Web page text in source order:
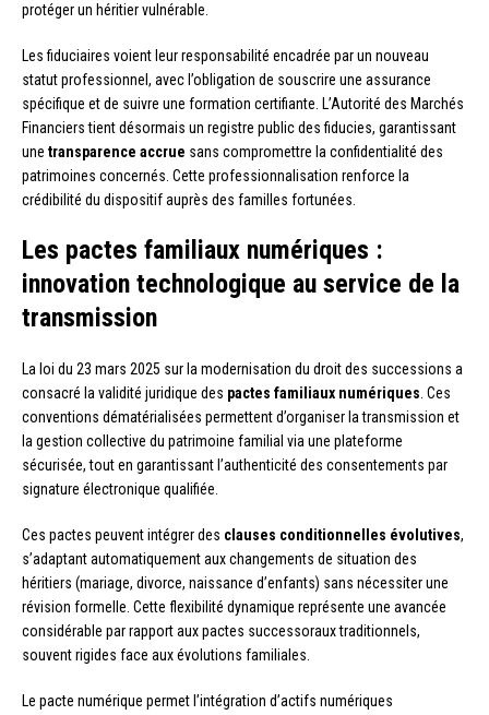
protéger un héritier vulnérable.
Les fiduciaires voient leur responsabilité encadrée par un nouveau
statut professionnel, avec l’obligation de souscrire une assurance
spécifique et de suivre une formation certifiante. L’Autorité des Marchés
Financiers tient désormais un registre public des fiducies, garantissant
une transparence accrue sans compromettre la confidentialité des
patrimoines concernés. Cette professionnalisation renforce la
crédibilité du dispositif auprès des familles fortunées.
Les pactes familiaux numériques :
innovation technologique au service de la
transmission
La loi du 23 mars 2025 sur la modernisation du droit des successions a
consacré la validité juridique des pactes familiaux numériques. Ces
conventions dématérialisées permettent d’organiser la transmission et
la gestion collective du patrimoine familial via une plateforme
sécurisée, tout en garantissant l’authenticité des consentements par
signature électronique qualifiée.
Ces pactes peuvent intégrer des clauses conditionnelles évolutives,
s’adaptant automatiquement aux changements de situation des
héritiers (mariage, divorce, naissance d’enfants) sans nécessiter une
révision formelle. Cette flexibilité dynamique représente une avancée
considérable par rapport aux pactes successoraux traditionnels,
souvent rigides face aux évolutions familiales.
Le pacte numérique permet l’intégration d’actifs numériques